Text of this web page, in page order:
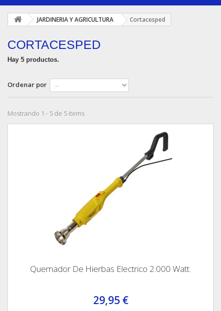
JARDINERIA Y AGRICULTURA Cortacesped
CORTACESPED
Hay 5 productos.
Ordenar por
Mostrando 1 - 5 de 5 items
Quemador De Hierbas Electrico 2.000 Watt.
29,95 €